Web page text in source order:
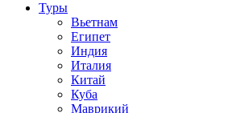
Туры
Вьетнам
Египет
Индия
Италия
Китай
Куба
Маврикий